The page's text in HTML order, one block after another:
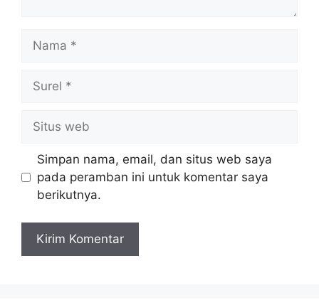
Nama
Surel
Situs
web
Simpan nama, email, dan situs web saya
pada peramban ini untuk komentar saya
berikutnya.